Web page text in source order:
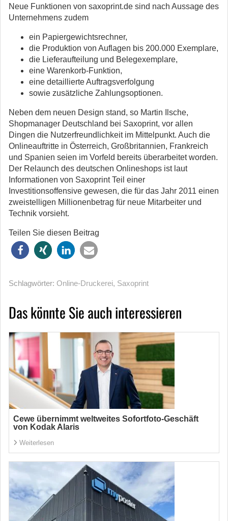
Neue Funktionen von saxoprint.de sind nach Aussage des
Unternehmens zudem
ein Papiergewichtsrechner,
die Produktion von Auflagen bis 200.000 Exemplare,
die Lieferaufteilung und Belegexemplare,
eine Warenkorb-Funktion,
eine detaillierte Auftragsverfolgung
sowie zusätzliche Zahlungsoptionen.
Neben dem neuen Design stand, so Martin Ilsche,
Shopmanager Deutschland bei Saxoprint, vor allen
Dingen die Nutzerfreundlichkeit im Mittelpunkt. Auch die
Onlineauftritte in Österreich, Großbritannien, Frankreich
und Spanien seien im Vorfeld bereits überarbeitet worden.
Der Relaunch des deutschen Onlineshops ist laut
Informationen von Saxoprint Teil einer
Investitionsoffensive gewesen, die für das Jahr 2011 einen
zweistelligen Millionenbetrag für neue Mitarbeiter und
Technik vorsieht.
Teilen Sie diesen Beitrag
Schlagwörter: Online-Druckerei, Saxoprint
Das könnte Sie auch interessieren
Cewe übernimmt weltweites Sofortfoto-Geschäft
von Kodak Alaris
Weiterlesen